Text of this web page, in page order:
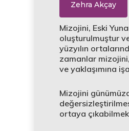
Zehra Akçay
Mizojini, Eski
oluşturulmuştur
yüzyılın
zamanlar
ve yaklaşımına
Mizojini
ortaya